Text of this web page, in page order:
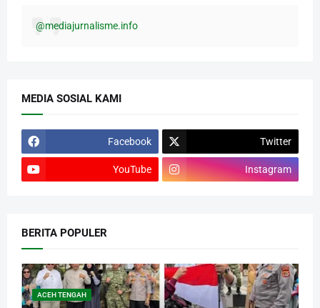
@mediajurnalisme.info
MEDIA SOSIAL KAMI
Facebook Twitter
YouTube Instagram
BERITA POPULER
ACEH TENGAH